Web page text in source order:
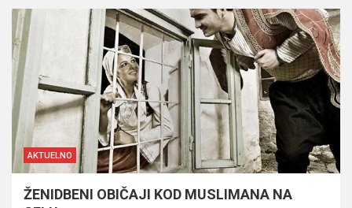
AKTUELNO
ŽENIDBENI OBIČAJI KOD MUSLIMANA NA